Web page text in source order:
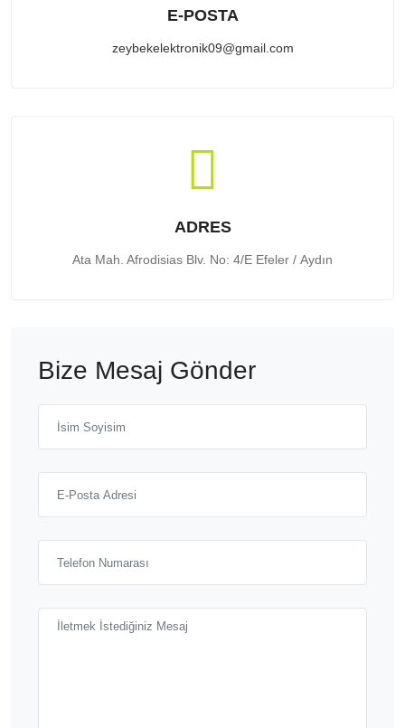
E-POSTA
zeybekelektronik09@gmail.com
ADRES
Ata Mah. Afrodisias Blv. No: 4/E Efeler / Aydın
Bize Mesaj Gönder